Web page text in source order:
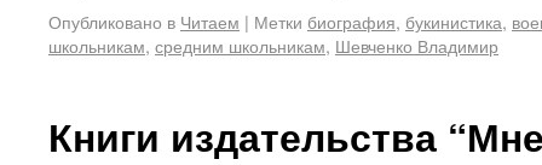
Опубликовано в Читаем | Метки биография, букинистика,
школьникам, средним школьникам, Шевченко Владимир
Книги издательства